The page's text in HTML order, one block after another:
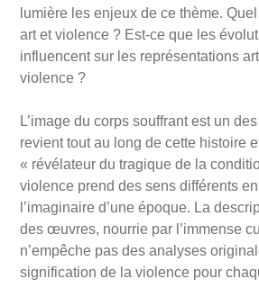
lumière les enjeux de ce thème.
art et violence ? Est-ce que les
influencent sur les représentations
violence ?
L’image du corps souffrant est un
revient tout au long de cette histoire
« révélateur du tragique de la
violence prend des sens différents
l’imaginaire d’une époque. La
des œuvres, nourrie par l’immense
n’empêche pas des analyses
signification de la violence pour